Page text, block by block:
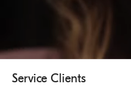
Service Clients